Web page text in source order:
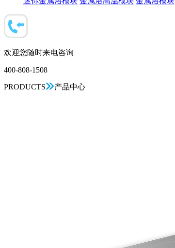
欢迎您随时来电咨询
400-808-1508
PRODUCTS 产品中心